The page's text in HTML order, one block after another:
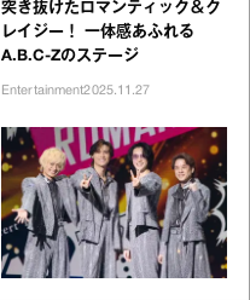
突き抜けたロマンティック＆ク
レイジー！ 一体感あふれる
A.B.C-Zのステージ
Entertainment2025.11.27